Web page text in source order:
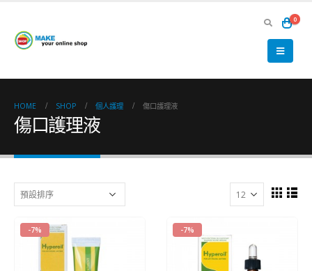
0
HOME SHOP 個人護理 傷口護理液
傷口護理液
-7% -7%